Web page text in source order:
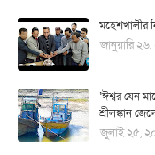
মহেশখালীর
জানুয়ারি
‘ঈশ্বর যেন
শ্রীলঙ্কান
জুলাই ২৫,